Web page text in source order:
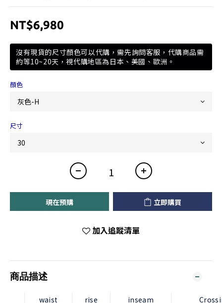
NT$6,980
沒有現貨的尺寸顏色可以代購，需先詢問客服，代購商品需
約等10~20天，視代購地區為日本、美國、歐洲。
顏色
尺寸
現在預購 立即購買
加入追蹤清單
商品描述
waist rise inseam